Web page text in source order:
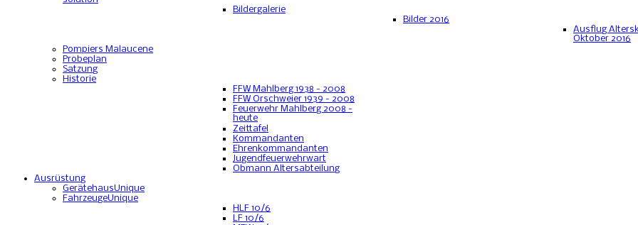
Bildergalerie
Bilder 2016
Ausflug
Oktober 2016
Pompiers Malaucene
Probeplan
Satzung
Historie
FFW Mahlberg 1938 - 2008
FFW Orschweier 1939 - 2008
Feuerwehr Mahlberg 2008 -
heute
Zeittafel
Kommandanten
Ehrenkommandanten
Jugendfeuerwehrwart
Obmann Altersabteilung
Ausrüstung
GerätehausUnique
FahrzeugeUnique
HLF 10/6
LF 10/6